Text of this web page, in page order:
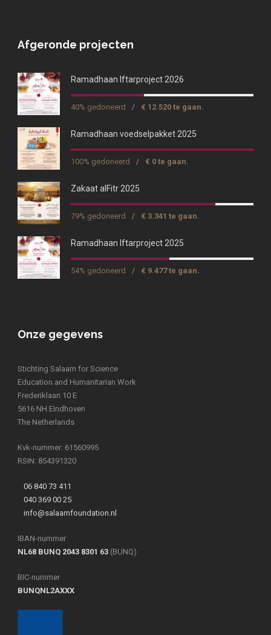
Afgeronde projecten
Ramadhaan Iftarproject 2026
40% gedoneerd / € 12.520 te gaan.
Ramadhaan voedselpakket 2025
100% gedoneerd / € 0 te gaan.
Zakaat alFitr 2025
79% gedoneerd / € 3.341 te gaan.
Ramadhaan Iftarproject 2025
54% gedoneerd / € 9.477 te gaan.
Onze gegevens
Stichting Salaam for Science
Education and Humanitarian Work
Frederiklaan 10 E
5616 NH Eindhoven
The Netherlands
Kvk-nummer: 61560995
RSIN: 854391320
06 840 73 411
040 369 00 25
info@salaamfoundation.nl
IBAN-nummer
NL68 BUNQ 2043 8301 63 (BUNQ)
BIC-nummer
BUNQNL2AXXX